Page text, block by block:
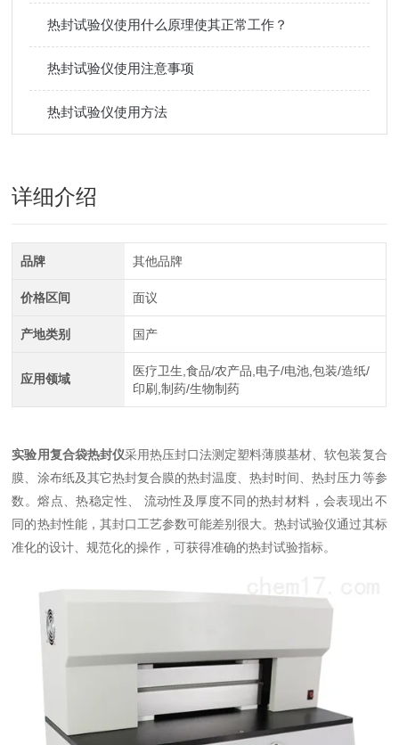
热封试验仪使用什么原理使其正常工作？
热封试验仪使用注意事项
热封试验仪使用方法
详细介绍
品牌 其他品牌
价格区间 面议
产地类别 国产
应用领域
医疗卫生,食品/农产品,电子/电池,包装/造纸/
印刷,制药/生物制药
实验用复合袋热封仪采用热压封口法测定塑料薄膜基材、软包装复合
膜、涂布纸及其它热封复合膜的热封温度、热封时间、热封压力等参
数。熔点、热稳定性、 流动性及厚度不同的热封材料，会表现出不
同的热封性能，其封口工艺参数可能差别很大。热封试验仪通过其标
准化的设计、规范化的操作，可获得准确的热封试验指标。